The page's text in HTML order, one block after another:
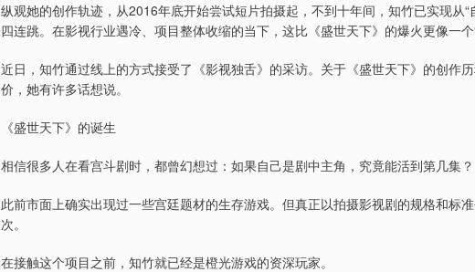
纵观她的创作轨迹，从2016年底开始尝试短片拍摄起，不到十年间，知竹已实现
四连跳。在影视行业遇冷、项目整体收缩的当下，这比《盛世天下》的爆火更像一个“
近日，知竹通过线上的方式接受了《影视独舌》的采访。关于《盛世天下》的创作
价，她有许多话想说。
《盛世天下》的诞生
相信很多人在看宫斗剧时，都曾幻想过：如果自己是剧中主角，究竟能活到第几集？
此前市面上确实出现过一些宫廷题材的生存游戏。但真正以拍摄影视剧的规格和标
次。
在接触这个项目之前，知竹就已经是橙光游戏的资深玩家。